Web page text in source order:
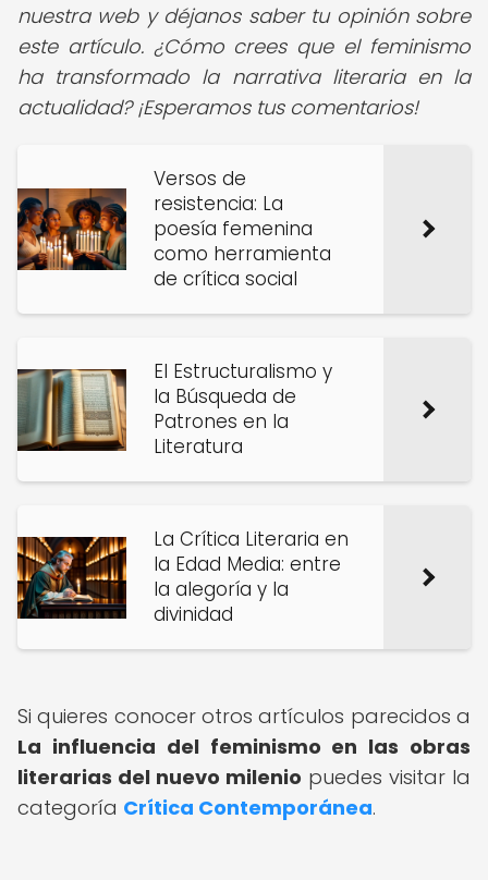
nuestra web y déjanos saber tu opinión sobre
este artículo. ¿Cómo crees que el feminismo
ha transformado la narrativa literaria en la
actualidad? ¡Esperamos tus comentarios!
Versos de
resistencia: La
poesía femenina
como herramienta
de crítica social
El Estructuralismo y
la Búsqueda de
Patrones en la
Literatura
La Crítica Literaria en
la Edad Media: entre
la alegoría y la
divinidad
Si quieres conocer otros artículos parecidos a
La influencia del feminismo en las obras
literarias del nuevo milenio puedes visitar la
categoría Crítica Contemporánea.